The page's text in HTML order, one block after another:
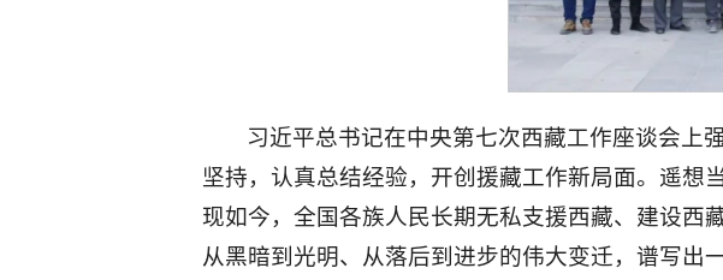
习近平总书记在中央第七次西藏工作座谈会上
坚持，认真总结经验，开创援藏工作新局面。遥想
现如今，全国各族人民长期无私支援西藏、建设西
从黑暗到光明、从落后到进步的伟大变迁，谱写出